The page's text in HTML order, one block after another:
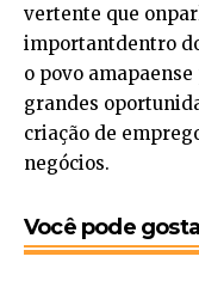
vertente que
importantdentro
o povo
grandes
criação de
negócios.
Você pode